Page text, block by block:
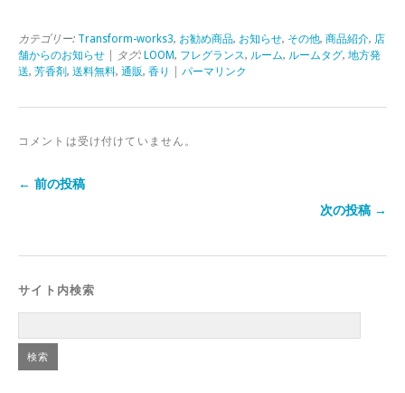
カテゴリー: Transform-works3, お勧め商品, お知らせ, その他, 商品紹介, 店
舗からのお知らせ | タグ: LOOM, フレグランス, ルーム, ルームタグ, 地方発
送, 芳香剤, 送料無料, 通販, 香り パーマリンク
コメントは受け付けていません。
← 前の投稿
次の投稿 →
サイト内検索